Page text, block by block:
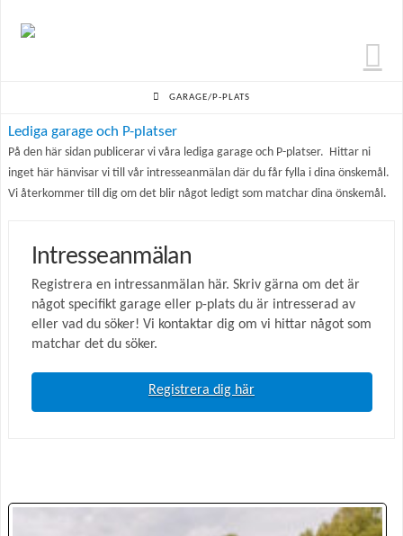
HOME
GARAGE/P-PLATS
Lediga garage och P-platser
På den här sidan publicerar vi våra lediga garage och P-platser. Hittar ni
inget här hänvisar vi till vår intresseanmälan där du får fylla i dina önskemål.
Vi återkommer till dig om det blir något ledigt som matchar dina önskemål.
Intresseanmälan
Registrera en intressanmälan här. Skriv gärna om det är
något specifikt garage eller p-plats du är intresserad av
eller vad du söker! Vi kontaktar dig om vi hittar något som
matchar det du söker.
Registrera dig här